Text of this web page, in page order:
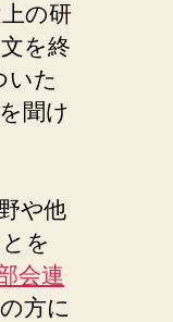
の研
を終
いた
聞け
や他
を
会連
方に